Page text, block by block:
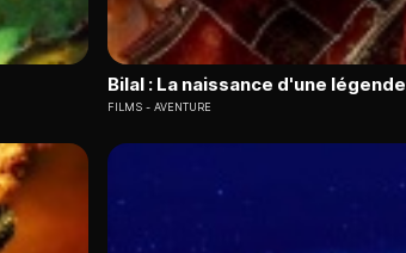
Bilal : La naissance d'une légende
FILMS AVENTURE